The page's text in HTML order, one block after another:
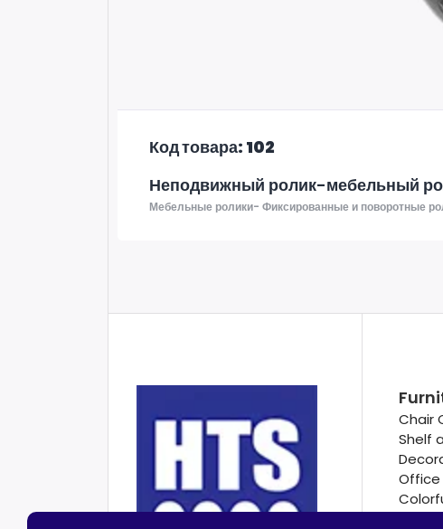
Код товара: 102
Неподвижный ролик-мебельный
Мебельные ролики- Фиксированные и поворотные
Chair
Shelf
Office